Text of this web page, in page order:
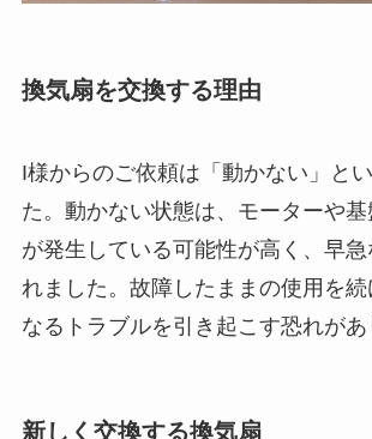
換気扇を交換する理由
I様からのご依頼は「動かない」と
た。動かない状態は、モーターや
が発生している可能性が高く、早急
れました。故障したままの使用を続
なるトラブルを引き起こす恐れがあ
新しく交換する換気扇